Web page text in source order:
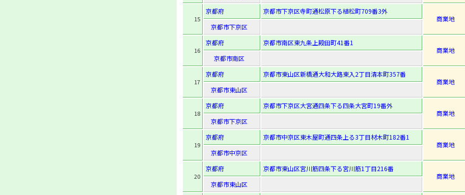
15
京都府
京都市下京区寺町通松原下る植松町709番3外
商業地
京都市下京区
16
京都府
京都市南区東九条上殿田町41番1
商業地
京都市南区
17
京都府
京都市東山区新橋通大和大路東入2丁目清本町357番
商業地
京都市東山区
18
京都府
京都市下京区大宮通四条下る四条大宮町19番外
商業地
京都市下京区
19
京都府
京都市中京区東木屋町通四条上る3丁目材木町182番1
商業地
京都市中京区
20
京都府
京都市東山区宮川筋四条下る宮川筋1丁目216番
商業地
京都市東山区